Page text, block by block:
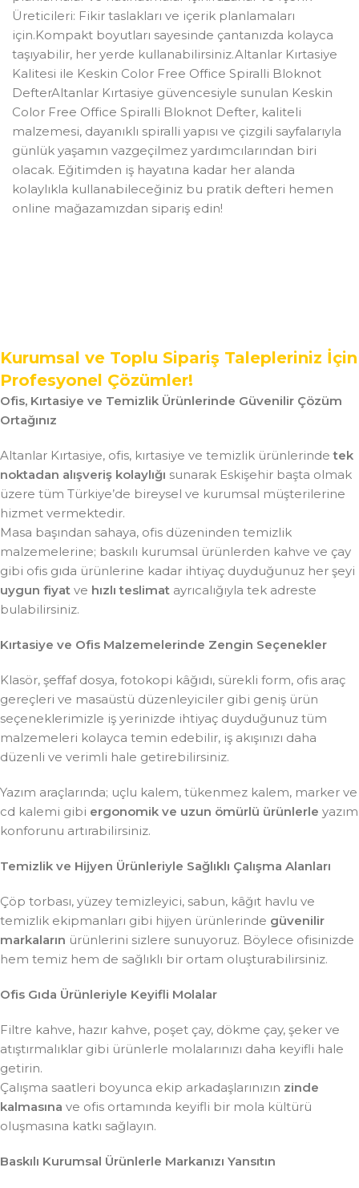
Üreticileri: Fikir taslakları ve içerik planlamaları
için.Kompakt boyutları sayesinde çantanızda kolayca
taşıyabilir, her yerde kullanabilirsiniz.Altanlar Kırtasiye
Kalitesi ile Keskin Color Free Office Spiralli Bloknot
DefterAltanlar Kırtasiye güvencesiyle sunulan Keskin
Color Free Office Spiralli Bloknot Defter, kaliteli
malzemesi, dayanıklı spiralli yapısı ve çizgili sayfalarıyla
günlük yaşamın vazgeçilmez yardımcılarından biri
olacak. Eğitimden iş hayatına kadar her alanda
kolaylıkla kullanabileceğiniz bu pratik defteri hemen
online mağazamızdan sipariş edin!
Kurumsal ve Toplu Sipariş Talepleriniz İçin
Profesyonel Çözümler!
Ofis, Kırtasiye ve Temizlik Ürünlerinde Güvenilir Çözüm
Ortağınız
Altanlar Kırtasiye, ofis, kırtasiye ve temizlik ürünlerindetek
noktadan alışveriş kolaylığı sunarak Eskişehir başta olmak
üzere tüm Türkiye’de bireysel ve kurumsal müşterilerine
hizmet vermektedir.
Masa başından sahaya, ofis düzeninden temizlik
malzemelerine; baskılı kurumsal ürünlerden kahve ve çay
gibi ofis gıda ürünlerine kadar ihtiyaç duyduğunuz her şeyi
uygun fiyat ve hızlı teslimat ayrıcalığıyla tek adreste
bulabilirsiniz.
Kırtasiye ve Ofis Malzemelerinde Zengin Seçenekler
Klasör, şeffaf dosya, fotokopi kâğıdı, sürekli form, ofis araç
gereçleri ve masaüstü düzenleyiciler gibi geniş ürün
seçeneklerimizle iş yerinizde ihtiyaç duyduğunuz tüm
malzemeleri kolayca temin edebilir, iş akışınızı daha
düzenli ve verimli hale getirebilirsiniz.
Yazım araçlarında; uçlu kalem, tükenmez kalem, marker ve
cd kalemi gibi ergonomik ve uzun ömürlü ürünlerle yazım
konforunu artırabilirsiniz.
Temizlik ve Hijyen Ürünleriyle Sağlıklı Çalışma Alanları
Çöp torbası, yüzey temizleyici, sabun, kâğıt havlu ve
temizlik ekipmanları gibi hijyen ürünlerinde güvenilir
markaların ürünlerini sizlere sunuyoruz. Böylece ofisinizde
hem temiz hem de sağlıklı bir ortam oluşturabilirsiniz.
Ofis Gıda Ürünleriyle Keyifli Molalar
Filtre kahve, hazır kahve, poşet çay, dökme çay, şeker ve
atıştırmalıklar gibi ürünlerle molalarınızı daha keyifli hale
getirin.
Çalışma saatleri boyunca ekip arkadaşlarınızın zinde
kalmasına ve ofis ortamında keyifli bir mola kültürü
oluşmasına katkı sağlayın.
Baskılı Kurumsal Ürünlerle Markanızı Yansıtın